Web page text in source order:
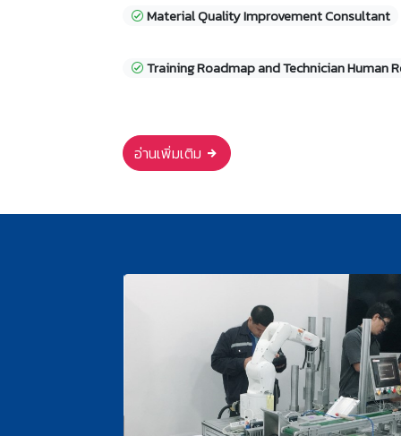
Material Quality Improvement Consultant
Training Roadmap and Technician Human
อ่านเพิ่มเติม